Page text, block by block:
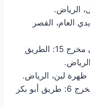
الرياض.
العام، القصر
فرع الطريق الدائري الشرقي مخرج 15: الطريق
ظهرة لبن، الرياض.
فرع طريق أبو بكر الصديق مخرج 6: طريق أبو بكر